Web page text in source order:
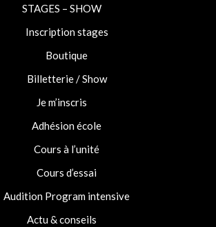
STAGES – SHOW
Inscription stages
Boutique
Billetterie / Show
Je m’inscris
Adhésion école
Cours à l’unité
Cours d’essai
Audition Program intensive
Actu & conseils